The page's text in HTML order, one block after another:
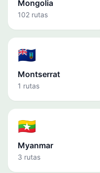
Mongolia
102 rutas
🇲🇸
Montserrat
1 rutas
🇲🇲
Myanmar
3 rutas